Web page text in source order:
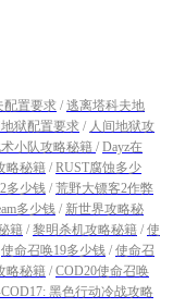
配置要求 / 逃离塔科夫地
地狱配置要求 / 人间地狱攻
小队攻略秘籍 / Dayz在
略秘籍 / RUST腐蚀多少
多少钱 / 荒野大镖客2作弊
多少钱 / 新世界攻略秘
籍 / 黎明杀机攻略秘籍 / 使
使命召唤19多少钱 / 使命召
略秘籍 / COD20使命召唤
黑色行动冷战攻略